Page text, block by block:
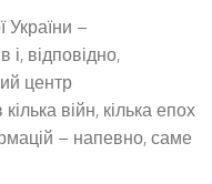
України –
і, відповідно,
центр
війн, кілька епох
– напевно, саме